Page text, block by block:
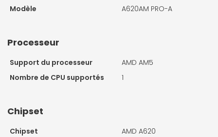
Modèle A620AM PRO-A
Processeur
Support du processeur
AMD AM5
Nombre de CPU supportés
1
Chipset
Chipset AMD A620